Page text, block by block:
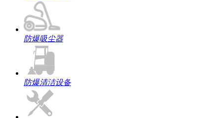
防爆吸尘器
防爆清洁设备